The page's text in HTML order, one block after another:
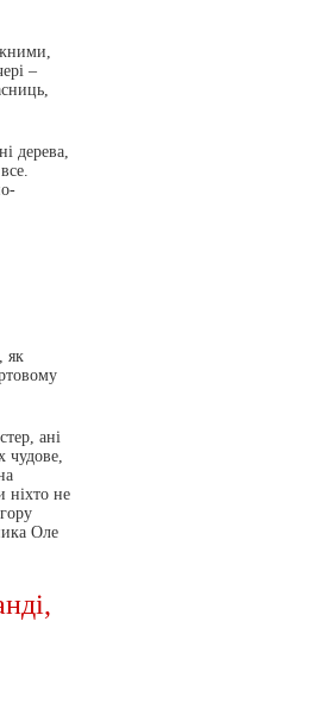
–
дерева,
як
ані
чудове,
ніхто не
Оле